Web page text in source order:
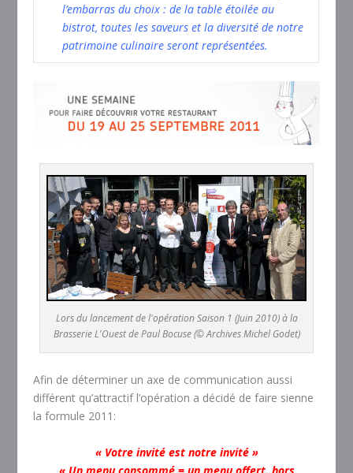
l’embarras du choix : de la table étoilée au
bistrot, toutes les saveurs et la diversité de notre
patrimoine culinaire seront représentées.
Lors du lancement de l'opération Saison 1 (Juin 2010) à la
Brasserie L'Ouest de Paul Bocuse (© Archives Michel Godet)
Afin de déterminer un axe de communication aussi
différent qu’attractif l’opération a décidé de faire sienne
la formule 2011:
« Votre invité est notre invité »
« Un menu consommé = un menu offert, hors